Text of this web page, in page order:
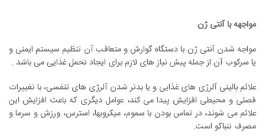
مواجهه با آنتی ژن
مواجه شدن آنتی ژن با دستگاه گوارش و متعاقب آن تنظیم سیستم ایمنی و
یا سرکوب آن از جمله پیش نیاز های لازم برای ایجاد تحمل غذایی می باشد .
علائم بالینی آلرژی های غذایی و یا بدتر شدن آلرژی های تنفسی، با تغییرات
فصلی و محیطی افزایش پیدا می کند، عوامل دیگری که باعث افزایش این
علائم می شوند، در تماس بودن با سموم، میکروبها، استرس، ورزش و سرما و
مصرف تنباکو است.